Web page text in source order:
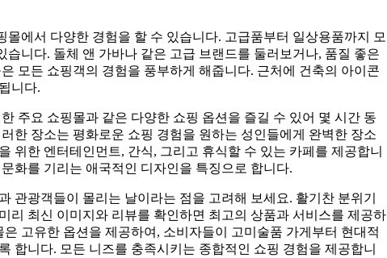
몰에서 다양한 경험을 할 수 있습니다. 고급품부터 일상용품까지 모
습니다. 돌체 앤 가바나 같은 고급 브랜드를 둘러보거나, 품질 좋은
모든 쇼핑객의 경험을 풍부하게 해줍니다. 근처에 건축의 아이콘
니다.
주요 쇼핑몰과 같은 다양한 쇼핑 옵션을 즐길 수 있어 몇 시간 동
한 장소는 평화로운 쇼핑 경험을 원하는 성인들에게 완벽한 장소
위한 엔터테인먼트, 간식, 그리고 휴식할 수 있는 카페를 제공합니
화를 기리는 애국적인 디자인을 특징으로 합니다.
관광객들이 몰리는 날이라는 점을 고려해 보세요. 활기찬 분위기
리 최신 이미지와 리뷰를 확인하면 최고의 상품과 서비스를 제공하
고유한 옵션을 제공하여, 소비자들이 고미술품 가게부터 현대적
합니다. 모든 니즈를 충족시키는 종합적인 쇼핑 경험을 제공합니